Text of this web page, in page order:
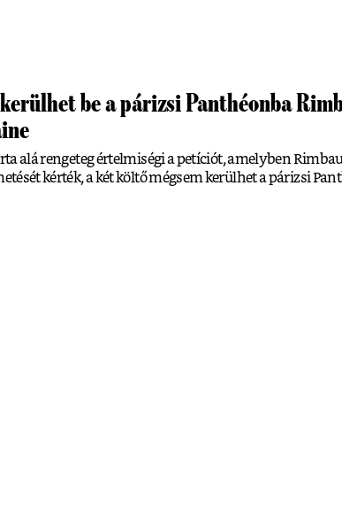
be a párizsi Panthéonba
alá rengeteg értelmiségi a petíciót, amelyben
kérték, a két költő mégsem kerülhet a párizsi